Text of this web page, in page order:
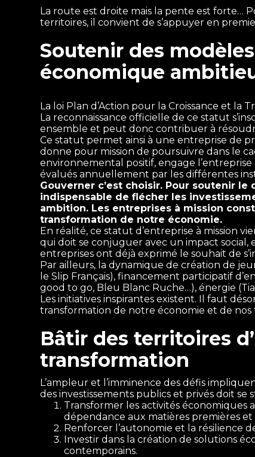
La route est droite mais la pente est forte…
territoires, il convient de s’appuyer en
Soutenir des
économique
La loi Plan d’Action pour la Croissance et la
La reconnaissance officielle de ce statut
ensemble et peut donc contribuer à
Ce statut permet ainsi à une entreprise de
donne pour mission de poursuivre dans le
environnemental positif, engage
évalués annuellement par les différentes
Gouverner c’est choisir. Pour soutenir
indispensable de flécher les
ambition. Les entreprises à mission
transformation de notre économie.
En réalité, ce statut d’entreprise à mission
qui doit se conjuguer avec un impact social,
entreprises ont déjà exprimé le souhait de
Par ailleurs, la dynamique de création de
le Slip Français), financement participatif
good to go, Bleu Blanc Ruche…), énergie
Les initiatives inspirantes existent. Il faut
transformation de notre économie et de nos
Bâtir des territoires
transformation
L’ampleur et l’imminence des défis
des investissements publics et privés doit
Transformer les activités
dépendance aux matières premières et
Renforcer l’autonomie et la résilience
Investir dans la création de solutions
contemporains.